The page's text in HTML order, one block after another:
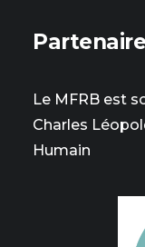
Le MFRB est
Charles
Humain